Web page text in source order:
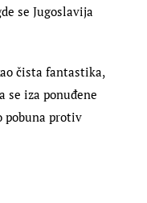
se Jugoslavija
čista fantastika,
se iza ponuđene
pobuna protiv